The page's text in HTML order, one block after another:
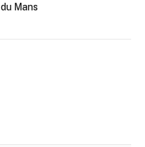
du Mans